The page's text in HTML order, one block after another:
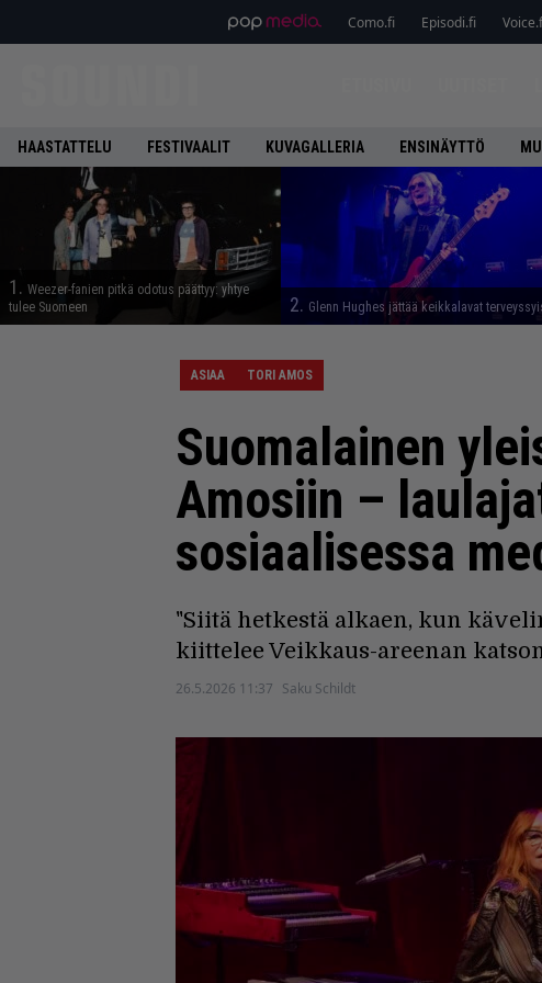
Como.fi Episodi.fi
HAASTATTELU FESTIVAALIT KUVAGALLERIA ENSINÄYTTÖ
1. Weezer-fanien pitkä odotus päättyy: yhtye
tulee Suomeen
2. Glenn Hughes jättää keikkalavat
ASIAA TORI AMOS
Suomalainen
Amosiin –
sosiaalisessa
"Siitä hetkestä alkaen, kun
kiittelee Veikkaus-areenan
26.5.2026 11:37 Saku Schildt